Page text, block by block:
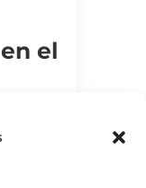
el